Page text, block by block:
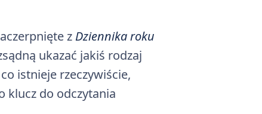
z Dziennika roku
ukazać jakiś rodzaj
istnieje rzeczywiście,
klucz do odczytania